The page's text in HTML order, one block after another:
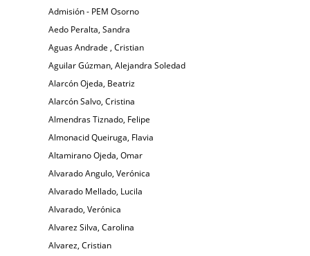
Admisión - PEM Osorno
Aedo Peralta, Sandra
Aguas Andrade , Cristian
Aguilar Gúzman, Alejandra Soledad
Alarcón Ojeda, Beatriz
Alarcón Salvo, Cristina
Almendras Tiznado, Felipe
Almonacid Queiruga, Flavia
Altamirano Ojeda, Omar
Alvarado Angulo, Verónica
Alvarado Mellado, Lucila
Alvarado, Verónica
Alvarez Silva, Carolina
Alvarez, Cristian